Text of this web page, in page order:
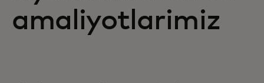
amaliyotlarimiz